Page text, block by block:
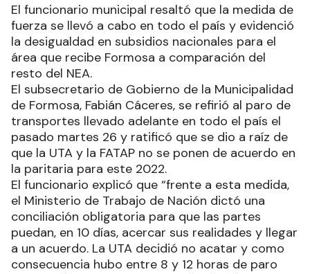
El funcionario municipal resaltó que la medida de
fuerza se llevó a cabo en todo el país y evidenció
la desigualdad en subsidios nacionales para el
área que recibe Formosa a comparación del
resto del NEA.
El subsecretario de Gobierno de la Municipalidad
de Formosa, Fabián Cáceres, se refirió al paro de
transportes llevado adelante en todo el país el
pasado martes 26 y ratificó que se dio a raíz de
que la UTA y la FATAP no se ponen de acuerdo en
la paritaria para este 2022.
El funcionario explicó que “frente a esta medida,
el Ministerio de Trabajo de Nación dictó una
conciliación obligatoria para que las partes
puedan, en 10 días, acercar sus realidades y llegar
a un acuerdo. La UTA decidió no acatar y como
consecuencia hubo entre 8 y 12 horas de paro